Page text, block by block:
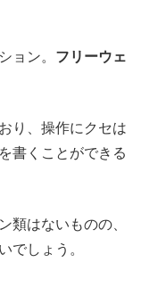
ョン。 フリーウェ
り、操作にクセは
書くことができる
類はないものの、
でしょう。